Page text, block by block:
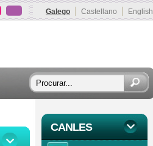
Galego Castellano English
CANLES